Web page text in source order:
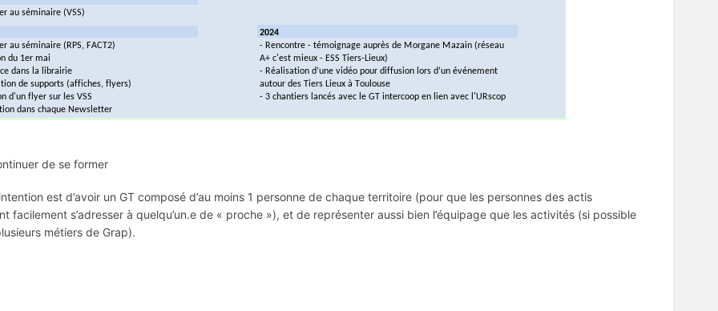
de se former
est d’avoir un GT composé d’au moins 1 personne de chaque territoire (pour que les personnes des actis
facilement s’adresser à quelqu’un.e de « proche »), et de représenter aussi bien l’équipage que les activités (si possible
métiers de Grap).